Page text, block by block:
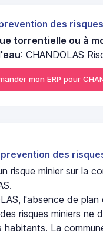
des
torrentielle ou à
: CHANDOLAS
mon ERP pour
des
risque minier sur la
l'absence de plan
risques miniers ne
habitants. La